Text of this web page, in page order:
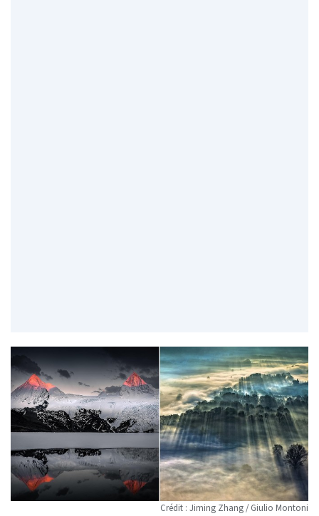
Crédit : Jiming Zhang / Giulio Montoni